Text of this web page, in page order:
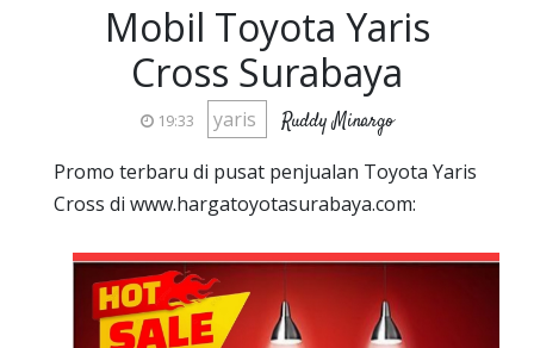
Mobil Toyota Yaris
Cross Surabaya
19:33 yaris Ruddy Minargo
Promo terbaru di pusat penjualan Toyota Yaris
Cross di www.hargatoyotasurabaya.com: